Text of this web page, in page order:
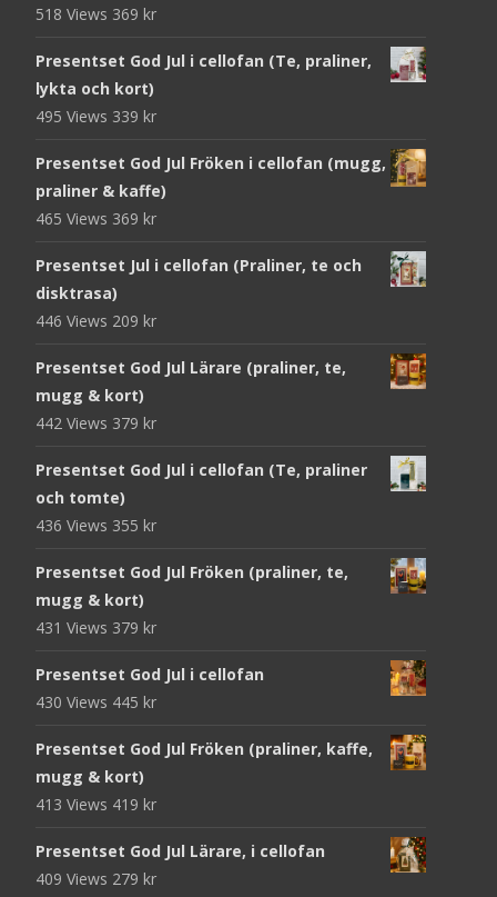
518 Views 369 kr
Presentset God Jul i cellofan (Te, praliner,
lykta och kort)
495 Views 339 kr
Presentset God Jul Fröken i cellofan (mugg,
praliner & kaffe)
465 Views 369 kr
Presentset Jul i cellofan (Praliner, te och
disktrasa)
446 Views 209 kr
Presentset God Jul Lärare (praliner, te,
mugg & kort)
442 Views 379 kr
Presentset God Jul i cellofan (Te, praliner
och tomte)
436 Views 355 kr
Presentset God Jul Fröken (praliner, te,
mugg & kort)
431 Views 379 kr
Presentset God Jul i cellofan
430 Views 445 kr
Presentset God Jul Fröken (praliner, kaffe,
mugg & kort)
413 Views 419 kr
Presentset God Jul Lärare, i cellofan
409 Views 279 kr